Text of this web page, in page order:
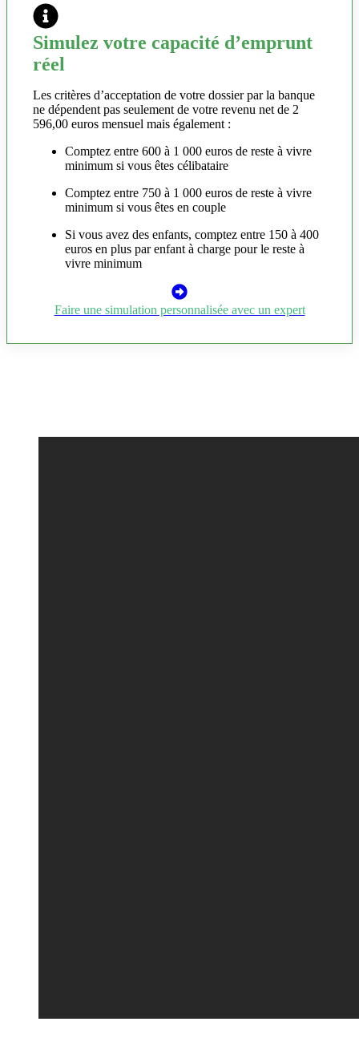
Simulez votre capacité d’emprunt
réel
Les critères d’acceptation de votre dossier par la banque
ne dépendent pas seulement de votre revenu net de 2
596,00 euros mensuel mais également :
Comptez entre 600 à 1 000 euros de reste à vivre
minimum si vous êtes célibataire
Comptez entre 750 à 1 000 euros de reste à vivre
minimum si vous êtes en couple
Si vous avez des enfants, comptez entre 150 à 400
euros en plus par enfant à charge pour le reste à
vivre minimum
Faire une simulation personnalisée avec un expert